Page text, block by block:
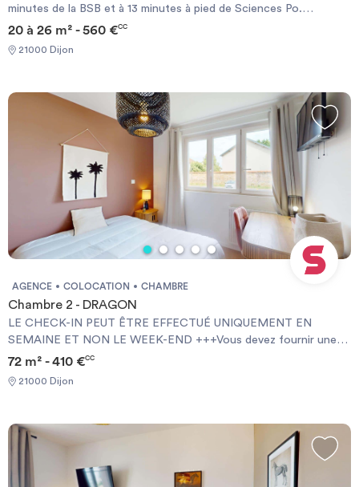
minutes de la BSB et à 13 minutes à pied de Sciences Po.
Burgundinn République accueille les étudiants et les jeunes en
formation professionnelle. Elle propose un cadre de vie sécurisé,
calme et convivial, où l'on se sent « comme à la maison » dès le
20 à 26 m² - 560 €CC
21000 Dijon
AGENCE COLOCATION CHAMBRE
Chambre 2 - DRAGON
LE CHECK-IN PEUT ÊTRE EFFECTUÉ UNIQUEMENT EN
SEMAINE ET NON LE WEEK-END +++Vous devez fournir une
Garantie Visale obligatoirement et une assurance habitation+++
[ENG] CHECK-IN CAN ONLY BE DONE ON WEEKDAYS AND
NOT AT WEEKENDS +++You must provide a Visale Guarantee
72 m² - 410 €CC
21000 Dijon